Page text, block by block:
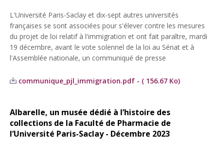
L'Université Paris-Saclay et dix-sept autres universités
françaises se sont associées pour s'élever contre les mesures
du projet de loi relatif à l'immigration et ont fait paraître, mardi
19 décembre, avant le vote solennel de la loi au Sénat et à
l'Assemblée nationale, un communiqué de presse
communique_pjl_immigration.pdf - ( 156.67 Ko)
Albarelle, un musée dédié à l’histoire des
collections de la Faculté de Pharmacie de
l’Université Paris-Saclay - Décembre 2023